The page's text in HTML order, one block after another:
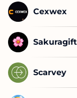
Scarvey
Jack’s